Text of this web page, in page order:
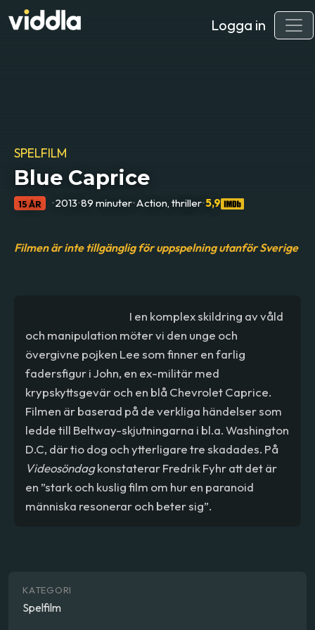
Logga in
SPELFILM
Blue Caprice
15 ÅR •2013•89 minuter•Action, thriller•5,9
Filmen är inte tillgänglig för uppspelning utanför Sverige
I en komplex skildring av våld
och manipulation möter vi den unge och
övergivne pojken Lee som finner en farlig
fadersfigur i John, en ex-militär med
krypskyttsgevär och en blå Chevrolet Caprice.
Filmen är baserad på de verkliga händelser som
ledde till Beltway-skjutningarna i bl.a. Washington
D.C, där tio dog och ytterligare tre skadades. På
Videosöndagkonstaterar Fredrik Fyhr att det är
en ”stark och kuslig film om hur en paranoid
människa resonerar och beter sig”.
KATEGORI
Spelfilm